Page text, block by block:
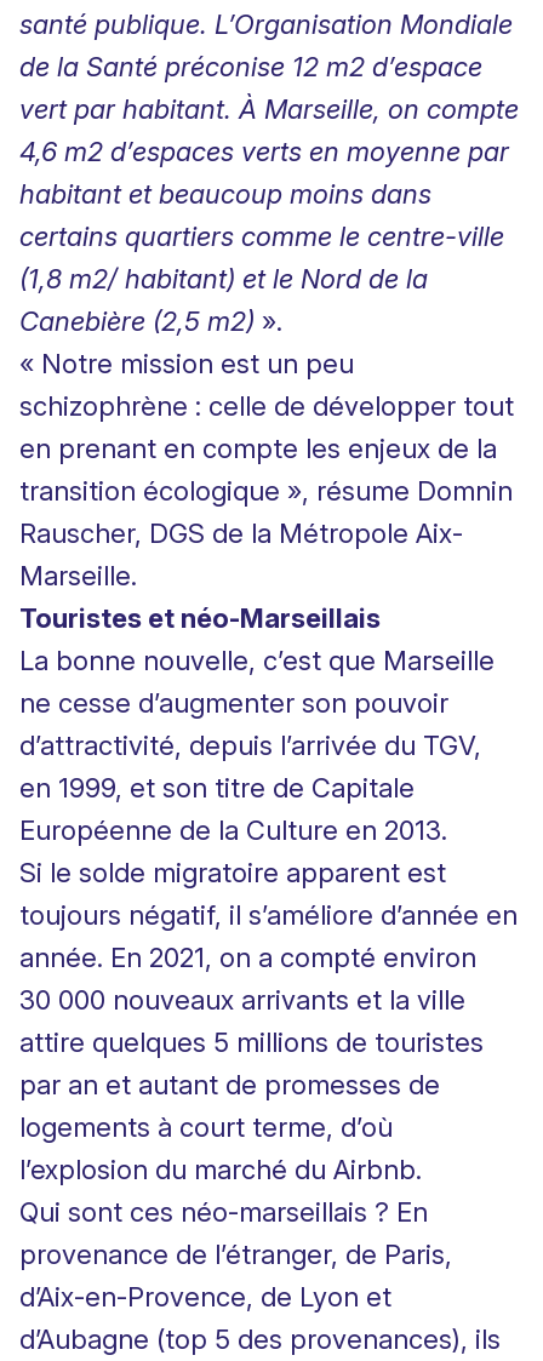
santé publique. L’Organisation Mondiale
de la Santé préconise 12 m2 d’espace
vert par habitant. À Marseille, on compte
4,6 m2 d’espaces verts en moyenne par
habitant et beaucoup moins dans
certains quartiers comme le centre-ville
(1,8 m2/ habitant) et le Nord de la
Canebière (2,5 m2) ».
« Notre mission est un peu
schizophrène : celle de développer tout
en prenant en compte les enjeux de la
transition écologique », résume Domnin
Rauscher, DGS de la Métropole Aix-
Marseille.
Touristes et néo-Marseillais
La bonne nouvelle, c’est que Marseille
ne cesse d’augmenter son pouvoir
d’attractivité, depuis l’arrivée du TGV,
en 1999, et son titre de Capitale
Européenne de la Culture en 2013.
Si le solde migratoire apparent est
toujours négatif, il s’améliore d’année en
année. En 2021, on a compté environ
30 000 nouveaux arrivants et la ville
attire quelques 5 millions de touristes
par an et autant de promesses de
logements à court terme, d’où
l’explosion du marché du Airbnb.
Qui sont ces néo-marseillais ? En
provenance de l’étranger, de Paris,
d’Aix-en-Provence, de Lyon et
d’Aubagne (top 5 des provenances), ils